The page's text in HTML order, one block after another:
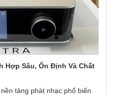
Hợp Sâu, Ổn Định Và Chất
tảng phát nhạc phổ biến